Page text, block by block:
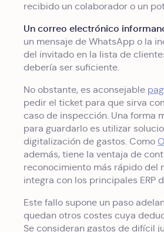
recibido un colaborador o un
Un correo electrónico
un mensaje de WhatsApp o la
del invitado en la lista de
debería ser suficiente.
No obstante, es aconsejable
pedir el ticket para que sirva
caso de inspección. Una forma
para guardarlo es utilizar
digitalización de gastos. Como
además, tiene la ventaja de
reconocimiento más rápido del
integra con los principales ERP
Este fallo supone un paso
quedan otros costes cuya
Se consideran gastos de difícil